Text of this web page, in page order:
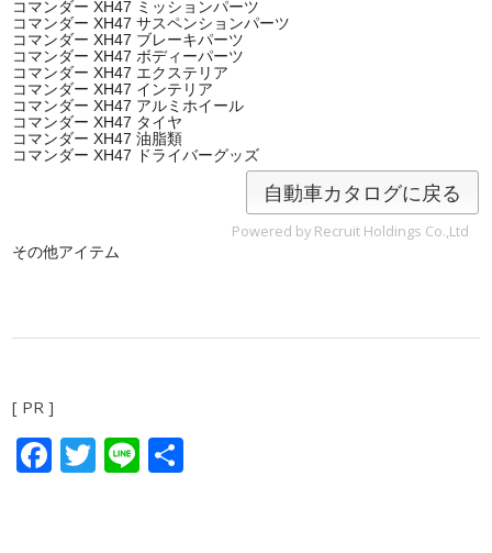
コマンダー XH47 ミッションパーツ
コマンダー XH47 サスペンションパーツ
コマンダー XH47 ブレーキパーツ
コマンダー XH47 ボディーパーツ
コマンダー XH47 エクステリア
コマンダー XH47 インテリア
コマンダー XH47 アルミホイール
コマンダー XH47 タイヤ
コマンダー XH47 油脂類
コマンダー XH47 ドライバーグッズ
自動車カタログに戻る
Powered by Recruit Holdings Co.,Ltd
その他アイテム
[ PR ]
Facebook
Twitter
Line